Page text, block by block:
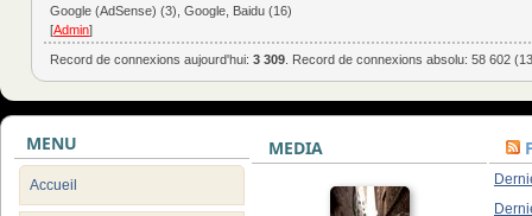
Google (AdSense) (3), Google, Baidu (16)
[Admin]
Record de connexions aujourd'hui:3 309 . Record de connexions absolu: 58 602
MENU
Accueil
MEDIA